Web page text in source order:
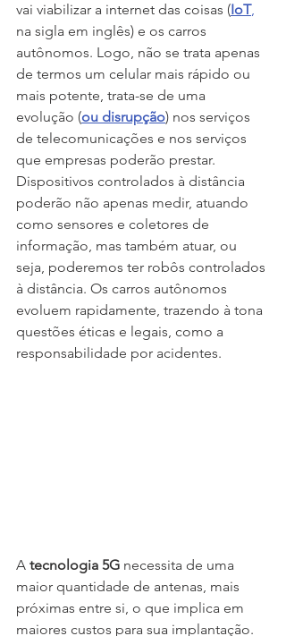
vai viabilizar a internet das coisas (IoT,
na sigla em inglês) e os carros
autônomos. Logo, não se trata apenas
de termos um celular mais rápido ou
mais potente, trata-se de uma
evolução (ou disrupção) nos serviços
de telecomunicações e nos serviços
que empresas poderão prestar.
Dispositivos controlados à distância
poderão não apenas medir, atuando
como sensores e coletores de
informação, mas também atuar, ou
seja, poderemos ter robôs controlados
à distância. Os carros autônomos
evoluem rapidamente, trazendo à tona
questões éticas e legais, como a
responsabilidade por acidentes.
A tecnologia 5G necessita de uma
maior quantidade de antenas, mais
próximas entre si, o que implica em
maiores custos para sua implantação.